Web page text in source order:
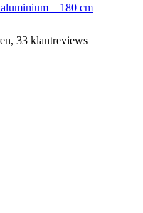
– 180 cm
33 klantreviews